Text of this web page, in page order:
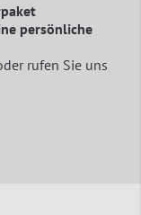
persönliche
rufen Sie uns